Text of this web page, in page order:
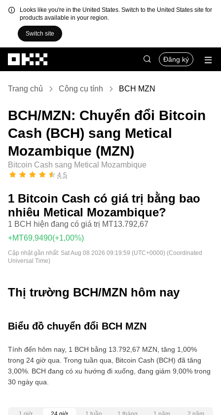
Looks like you're in the United States. Switch to the United States site for
products available in your region.
Switch site
Đăng ký
Trang chủ Công cụ tính BCH MZN
BCH/MZN: Chuyển đổi Bitcoin
Cash (BCH) sang Metical
Mozambique (MZN)
Bitcoin Cash sang Metical Mozambique
4,5
1 Bitcoin Cash có giá trị bằng bao
nhiêu Metical Mozambique?
1 BCH hiện đang có giá trị MT13.792,67
+MT69,9490(+1,00%)
Cập nhật gần nhất: Sat Aug 08 2026 09:19:59 (UTC+0000) (Coordinated
Universal Time)
Thị trường BCH/MZN hôm nay
Biểu đồ chuyển đổi BCH MZN
Tính đến hôm nay, 1 BCH bằng 13.792,67 MZN, tăng 1,00%
trong 24 giờ qua. Trong tuần qua, Bitcoin Cash (BCH) đã tăng
3,00%. BCH đang có xu hướng đi xuống, đang giảm 9,00% trong
30 ngày qua.